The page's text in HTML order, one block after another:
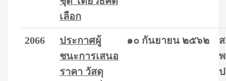
เลือก
2066
ประกาศผู้
ชนะการเสนอ
ราคา วัสดุ
๑๐ กันยายน ๒๕๖๒